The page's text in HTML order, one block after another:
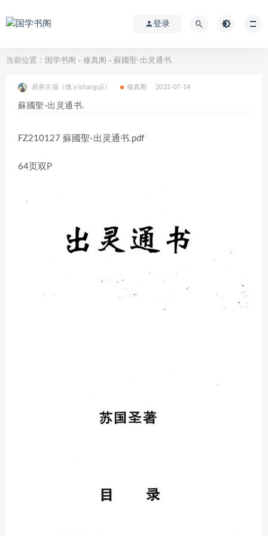
登录
当前位置： 国学书阁 > 修真阁 > 蘇國聖-出灵通书.
易善古籍（微:yishanguji） 修真阁 2021-07-14
蘇國聖-出灵通书.
FZ210127 蘇國聖-出灵通书.pdf
64页双P